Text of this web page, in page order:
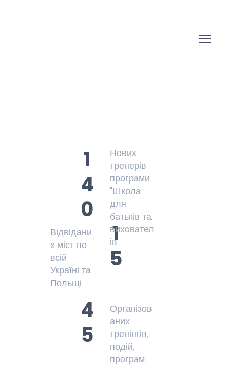
4
5
1
5
1
4
0
Організов
аних
тренінгів,
подій,
програм
Відвідани
х міст по
всій
Україні та
Польщі
Нових
тренерів
програми
"Школа
для
батьків та
виховател
ів"